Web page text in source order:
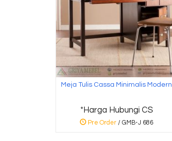
Meja Tulis Cassa Minimalis Modern
*Harga Hubungi CS
Pre Order / GMB-J 686